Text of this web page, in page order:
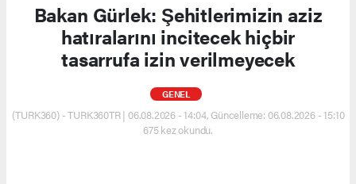
Bakan Gürlek: Şehitlerimizin aziz
hatıralarını incitecek hiçbir
tasarrufa izin verilmeyecek
GENEL
(TURK360) - TURK360TR | 06.08.2026 - 14:04, Güncelleme: 06.08.2026 - 15:10
675 kez okundu.